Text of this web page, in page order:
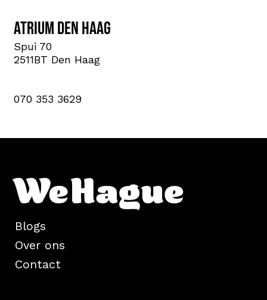
Atrium Den Haag
Spui 70
2511BT Den Haag
070 353 3629
Blogs
Over ons
Contact